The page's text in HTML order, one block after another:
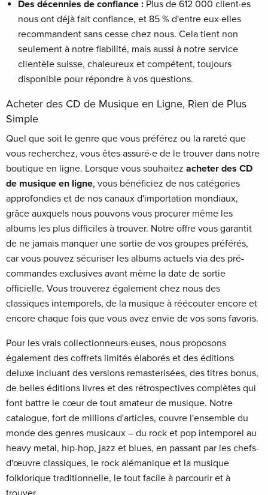
Des décennies de confiance : Plus de 612 000 client·es
nous ont déjà fait confiance, et 85 % d'entre eux·elles
recommandent sans cesse chez nous. Cela tient non
seulement à notre fiabilité, mais aussi à notre service
clientèle suisse, chaleureux et compétent, toujours
disponible pour répondre à vos questions.
Acheter des CD de Musique en Ligne, Rien de Plus
Simple
Quel que soit le genre que vous préférez ou la rareté que
vous recherchez, vous êtes assuré·e de le trouver dans notre
boutique en ligne. Lorsque vous souhaitez acheter des CD
de musique en ligne, vous bénéficiez de nos catégories
approfondies et de nos canaux d'importation mondiaux,
grâce auxquels nous pouvons vous procurer même les
albums les plus difficiles à trouver. Notre offre vous garantit
de ne jamais manquer une sortie de vos groupes préférés,
car vous pouvez sécuriser les albums actuels via des pré-
commandes exclusives avant même la date de sortie
officielle. Vous trouverez également chez nous des
classiques intemporels, de la musique à réécouter encore et
encore chaque fois que vous avez envie de vos sons favoris.
Pour les vrais collectionneurs·euses, nous proposons
également des coffrets limités élaborés et des éditions
deluxe incluant des versions remasterisées, des titres bonus,
de belles éditions livres et des rétrospectives complètes qui
font battre le cœur de tout amateur de musique. Notre
catalogue, fort de millions d'articles, couvre l'ensemble du
monde des genres musicaux – du rock et pop intemporel au
heavy metal, hip-hop, jazz et blues, en passant par les chefs-
d'œuvre classiques, le rock alémanique et la musique
folklorique traditionnelle, le tout facile à parcourir et à